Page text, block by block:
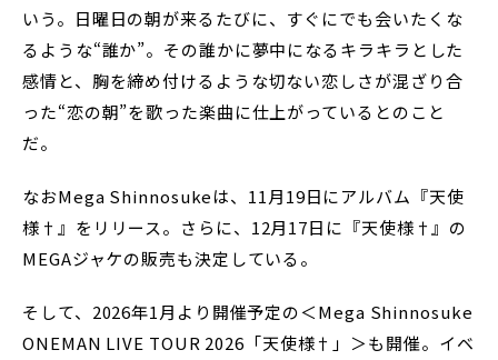
いう。日曜日の朝が来るたびに、すぐにでも会いたくな
るような“誰か”。その誰かに夢中になるキラキラとした
感情と、胸を締め付けるような切ない恋しさが混ざり合
った“恋の朝”を歌った楽曲に仕上がっているとのこと
だ。
なおMega Shinnosukeは、11月19日にアルバム『天使
様†』をリリース。さらに、12月17日に『天使様†』の
MEGAジャケの販売も決定している。
そして、2026年1月より開催予定の＜Mega Shinnosuke
ONEMAN LIVE TOUR 2026「天使様†」＞も開催。イベ